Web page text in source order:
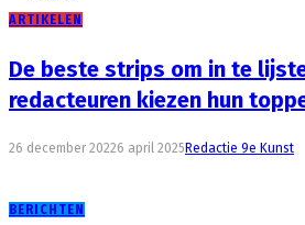
ARTIKELEN
De beste strips om in te
redacteuren kiezen hun
26 december 20226 april 2025 Redactie 9e Kunst
BERICHTEN